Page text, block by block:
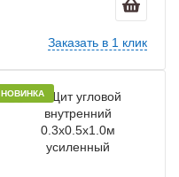
Заказать в 1 клик
НОВИНКА